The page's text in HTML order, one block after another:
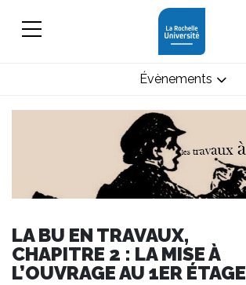
LA BU EN TRAVAUX,
CHAPITRE 2 : LA MISE À
L’OUVRAGE AU 1ER ÉTAGE
Évènements